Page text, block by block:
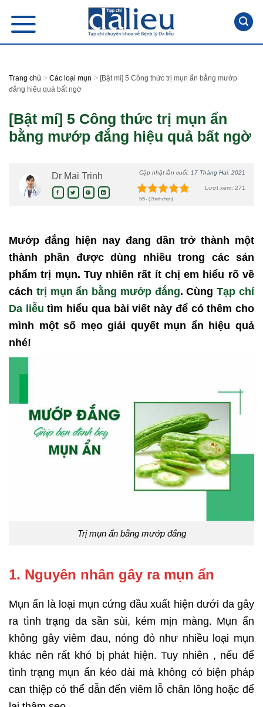
content
Trang chủ > Các loại mụn > [Bật mí] 5 Công thức trị mụn ẩn bằng mướp
đắng hiệu quả bất ngờ
[Bật mí] 5 Công thức trị mụn ẩn
bằng mướp đắng hiệu quả bất ngờ
Dr Mai Trinh Cập nhật lần cuối: 17 Tháng Hai, 2021
5/5 - (2 bình chọn)
Lượt xem: 271
Mướp đắng hiện nay đang dần trở thành một
thành phần được dùng nhiều trong các sản
phẩm trị mụn. Tuy nhiên rất ít chị em hiểu rõ về
cách trị mụn ẩn bằng mướp đắng. CùngTạp chí
Da liễu tìm hiểu qua bài viết này để có thêm cho
mình một số mẹo giải quyết mụn ẩn hiệu quả
nhé!
Trị mụn ẩn bằng mướp đắng
1. Nguyên nhân gây ra mụn ẩn
Mụn ẩn là loại mụn cứng đầu xuất hiện dưới da gây
ra tình trạng da sần sùi, kém mịn màng. Mụn ẩn
không gây viêm đau, nóng đỏ như nhiều loại mụn
khác nên rất khó bị phát hiện. Tuy nhiên , nếu để
tình trạng mụn ẩn kéo dài mà không có biện pháp
can thiệp có thể dẫn đến viêm lỗ chân lông hoặc để